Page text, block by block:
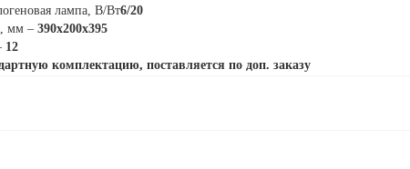
лампа, В/Вт6/20
мм – 390х200х395
12
комплектацию, поставляется по доп. заказу